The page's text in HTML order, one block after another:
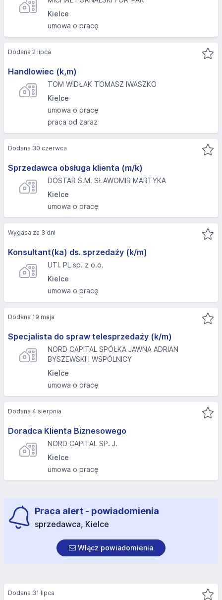
Kielce
umowa o pracę
Handlowiec (k,m)
TOM WIDŁAK TOMASZ IWASZKO
Kielce
umowa o pracę
praca od zaraz
Dodana 2 lipca
Sprzedawca obsługa klienta (m/k)
DOSTAR S.M. SŁAWOMIR MARTYKA
Kielce
umowa o pracę
Dodana 30 czerwca
Konsultant(ka) ds. sprzedaży (k/m)
UTI. PL sp. z o.o.
Kielce
umowa o pracę
Wygasa za 3 dni
Specjalista do spraw telesprzedaży (k/m)
NORD CAPITAL SPÓŁKA JAWNA ADRIAN
BYSZEWSKI I WSPÓLNICY
Kielce
umowa o pracę
Dodana 19 maja
Doradca Klienta Biznesowego
NORD CAPITAL SP. J.
Kielce
umowa o pracę
Dodana 4 sierpnia
Praca alert - powiadomienia
sprzedawca, Kielce
Włącz powiadomienia
Dodana 31 lipca